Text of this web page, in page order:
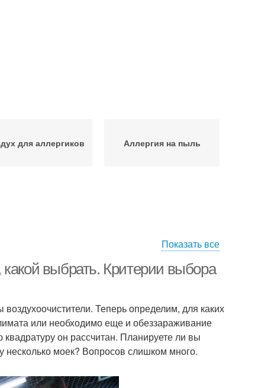
для аллергиков Аллергия на пыль
Показать все
выбрать. Критерии выбора
Теперь определим, для каких
или необходимо еще и обеззараживание
он рассчитан. Планируете ли вы
несколько моек? Вопросов слишком много.